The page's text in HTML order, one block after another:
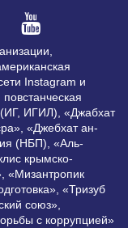
Instagram и
ИГИЛ), «Джабхат
«Джебхат ан-
(НБП), «Аль-
крымско-
«Мизантропик
«Тризуб
союз»,
с коррупцией»